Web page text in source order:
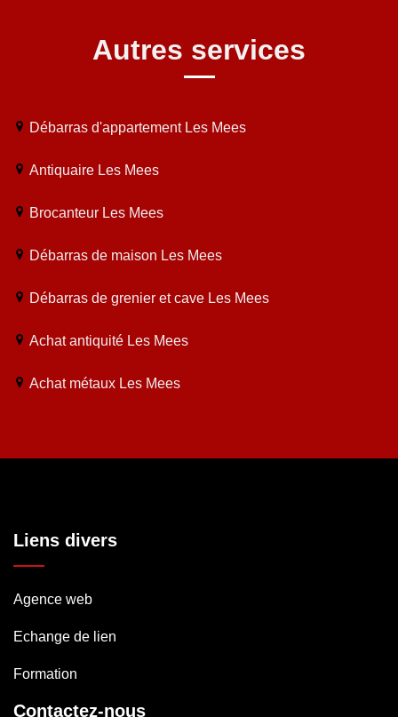
Autres services
Débarras d'appartement Les Mees
Antiquaire Les Mees
Brocanteur Les Mees
Débarras de maison Les Mees
Débarras de grenier et cave Les Mees
Achat antiquité Les Mees
Achat métaux Les Mees
Liens divers
Agence web
Echange de lien
Formation
Contactez-nous